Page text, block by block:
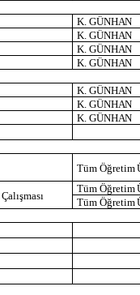
K. GÜNHAN
K. GÜNHAN
K. GÜNHAN
K. GÜNHAN
K. GÜNHAN
K. GÜNHAN
K. GÜNHAN
Tüm Öğretim
Çalışması
Tüm Öğretim
Tüm Öğretim